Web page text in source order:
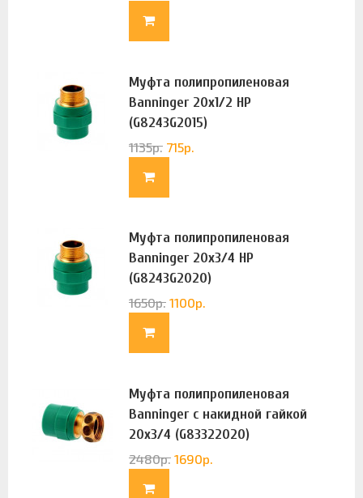
Муфта полипропиленовая
Banninger 20х1/2 НР
(G8243G2015)
1135р. 715р.
Муфта полипропиленовая
Banninger 20х3/4 НР
(G8243G2020)
1650р. 1100р.
Муфта полипропиленовая
Banninger с накидной гайкой
20х3/4 (G83322020)
2480р. 1690р.